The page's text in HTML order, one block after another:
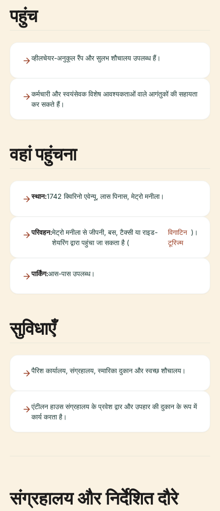
पहुंच
व्हीलचेयर-अनुकूल रैंप और सुलभ शौचालय उपलब्ध हैं।
कर्मचारी और स्वयंसेवक विशेष आवश्यकताओं वाले आगंतुकों की सहायता
कर सकते हैं।
वहां पहुंचना
स्थान:1742 क्विरिनो एवेन्यू, लास पिनास, मेट्रो मनीला।
परिवहन:मेट्रो मनीला से जीपनी, बस, टैक्सी या राइड-
शेयरिंग द्वारा पहुंचा जा सकता है (
विगाटिन
टूरिज्म
)।
पार्किंग:आस-पास उपलब्ध।
सुविधाएँ
पैरिश कार्यालय, संग्रहालय, स्मारिका दुकान और स्वच्छ शौचालय।
एंटीलन हाउस संग्रहालय के प्रवेश द्वार और उपहार की दुकान के रूप में
कार्य करता है।
संग्रहालय और निर्देशित दौरे